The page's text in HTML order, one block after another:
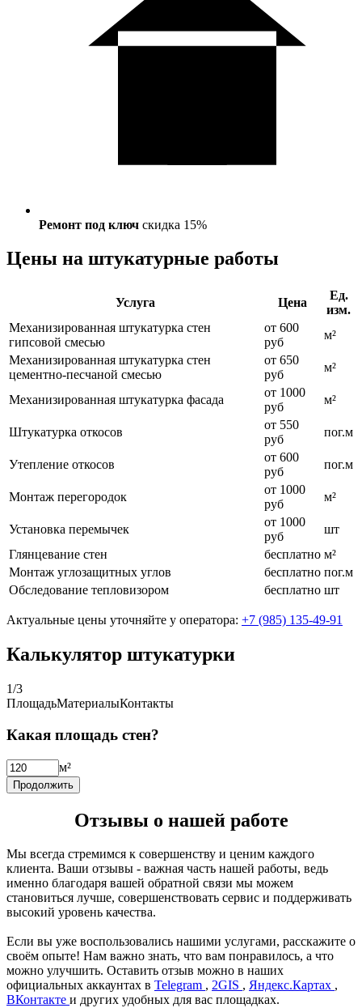
Ремонт под ключ скидка 15%
Цены на штукатурные работы
Услуга Цена
Ед.
изм.
Механизированная штукатурка стен
гипсовой смесью
от 600
руб
м²
Механизированная штукатурка стен
цементно-песчаной смесью
от 650
руб
м²
Механизированная штукатурка фасада
от 1000
руб
м²
Штукатурка откосов
от 550
руб
пог.м
Утепление откосов
от 600
руб
пог.м
Монтаж перегородок
от 1000
руб
м²
Установка перемычек
от 1000
руб
шт
Глянцевание стен
бесплатно м²
Монтаж углозащитных углов
бесплатно пог.м
Обследование тепловизором
бесплатно шт
Актуальные цены уточняйте у оператора: +7 (985) 135-49-91
Калькулятор штукатурки
1/3
ПлощадьМатериалыКонтакты
Какая площадь стен?
м²
Продолжить
Отзывы о нашей работе
Мы всегда стремимся к совершенству и ценим каждого
клиента. Ваши отзывы - важная часть нашей работы, ведь
именно благодаря вашей обратной связи мы можем
становиться лучше, совершенствовать сервис и поддерживать
высокий уровень качества.
Если вы уже воспользовались нашими услугами, расскажите о
своём опыте! Нам важно знать, что вам понравилось, а что
можно улучшить. Оставить отзыв можно в наших
официальных аккаунтах в Telegram , 2GIS , Яндекс.Картах ,
ВКонтакте и других удобных для вас площадках.